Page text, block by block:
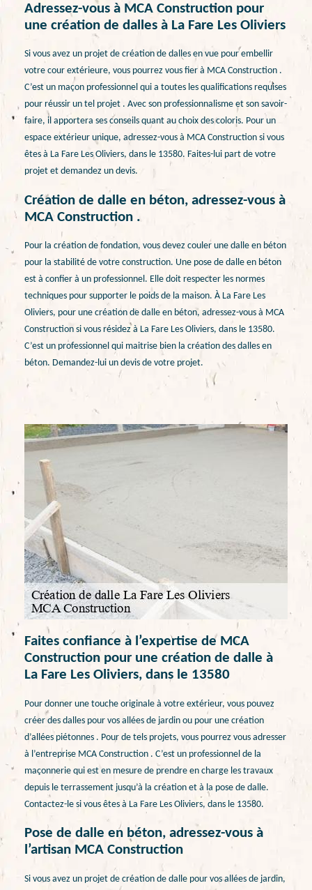
Adressez-vous à MCA Construction pour
une création de dalles à La Fare Les Oliviers
Si vous avez un projet de création de dalles en vue pour embellir
votre cour extérieure, vous pourrez vous fier à MCA Construction .
C’est un maçon professionnel qui a toutes les qualifications requises
pour réussir un tel projet . Avec son professionnalisme et son savoir-
faire, il apportera ses conseils quant au choix des coloris. Pour un
espace extérieur unique, adressez-vous à MCA Construction si vous
êtes à La Fare Les Oliviers, dans le 13580. Faites-lui part de votre
projet et demandez un devis.
Création de dalle en béton, adressez-vous à
MCA Construction .
Pour la création de fondation, vous devez couler une dalle en béton
pour la stabilité de votre construction. Une pose de dalle en béton
est à confier à un professionnel. Elle doit respecter les normes
techniques pour supporter le poids de la maison. À La Fare Les
Oliviers, pour une création de dalle en béton, adressez-vous à MCA
Construction si vous résidez à La Fare Les Oliviers, dans le 13580.
C’est un professionnel qui maitrise bien la création des dalles en
béton. Demandez-lui un devis de votre projet.
Faites confiance à l’expertise de MCA
Construction pour une création de dalle à
La Fare Les Oliviers, dans le 13580
Pour donner une touche originale à votre extérieur, vous pouvez
créer des dalles pour vos allées de jardin ou pour une création
d’allées piétonnes . Pour de tels projets, vous pourrez vous adresser
à l’entreprise MCA Construction . C’est un professionnel de la
maçonnerie qui est en mesure de prendre en charge les travaux
depuis le terrassement jusqu’à la création et à la pose de dalle.
Contactez-le si vous êtes à La Fare Les Oliviers, dans le 13580.
Pose de dalle en béton, adressez-vous à
l’artisan MCA Construction
Si vous avez un projet de création de dalle pour vos allées de jardin,